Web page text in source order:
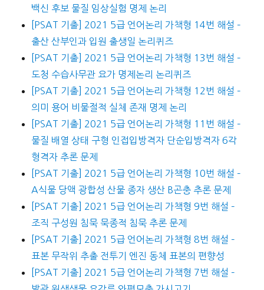
백신 후보 물질 임상실험 명제 논리
[PSAT 기출] 2021 5급 언어논리 가책형 14번 해설 –
출산 산부인과 입원 출생일 논리퀴즈
[PSAT 기출] 2021 5급 언어논리 가책형 13번 해설 –
도청 수습사무관 요가 명제논리 논리퀴즈
[PSAT 기출] 2021 5급 언어논리 가책형 12번 해설 –
의미 용어 비물절적 실체 존재 명제 논리
[PSAT 기출] 2021 5급 언어논리 가책형 11번 해설 –
물질 배열 상태 구형 인접입방격자 단순입방격자 6각
형격자 추론 문제
[PSAT 기출] 2021 5급 언어논리 가책형 10번 해설 –
A식물 당액 광합성 산물 종자 생산 B곤충 추론 문제
[PSAT 기출] 2021 5급 언어논리 가책형 9번 해설 –
조직 구성원 침묵 묵종적 침묵 추론 문제
[PSAT 기출] 2021 5급 언어논리 가책형 8번 해설 –
표본 무작위 추출 전투기 엔진 동체 표본의 편향성
[PSAT 기출] 2021 5급 언어논리 가책형 7번 해설 –